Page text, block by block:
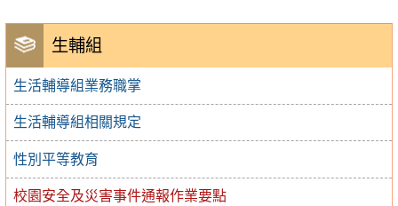
生輔組
生活輔導組業務職掌
生活輔導組相關規定
性別平等教育
校園安全及災害事件通報作業要點